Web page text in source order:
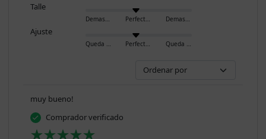
Talle
Demasiado pequeño Perfecto Demasiado grande
Ajuste
Queda ajustado Perfecto Queda holgado
muy bueno!
Comprador verificado